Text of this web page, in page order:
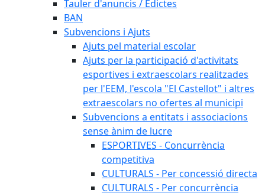
Tauler d'anuncis / Edictes
BAN
Subvencions i Ajuts
Ajuts pel material escolar
Ajuts per la participació d'activitats
esportives i extraescolars realitzades
per l'EEM, l'escola "El Castellot" i altres
extraescolars no ofertes al municipi
Subvencions a entitats i associacions
sense ànim de lucre
ESPORTIVES - Concurrència
competitiva
CULTURALS - Per concessió directa
CULTURALS - Per concurrència